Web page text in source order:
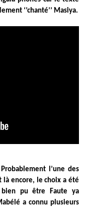
‘’chanté’’ Masiya.
l’une des
là encore, le choix a été
bien pu être Faute ya
a connu plusieurs